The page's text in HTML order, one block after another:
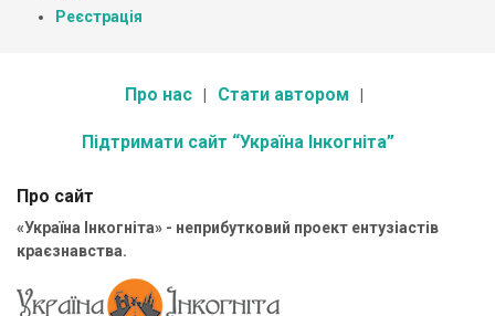
Реєстрація
Про нас Стати автором
Підтримати сайт “Україна Інкогніта”
Про сайт
«Україна Інкогніта» - неприбутковий проект ентузіастів
краєзнавства.